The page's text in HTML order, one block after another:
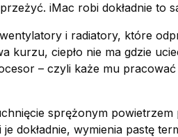
iMac robi dokładnie to
i radiatory, które
kurzu, ciepło nie ma gdzie
– czyli każe mu
sprężonym
dokładnie, wymienia pastę